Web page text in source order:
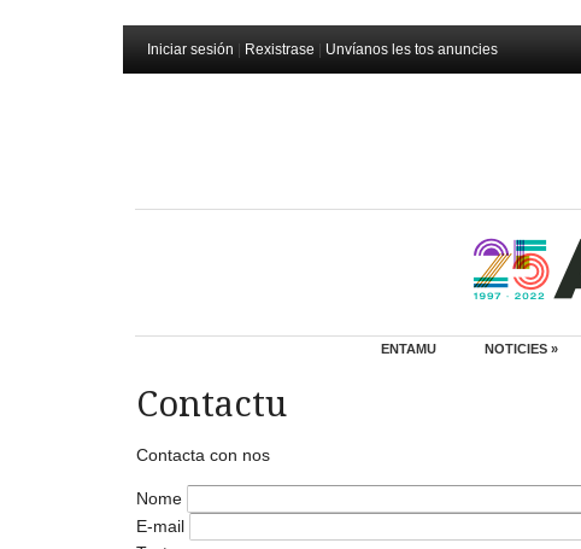
Iniciar sesión Rexistrase Unvíanos les tos anuncies
ENTAMU NOTICIES »
Contactu
Contacta con nos
Nome
E-mail